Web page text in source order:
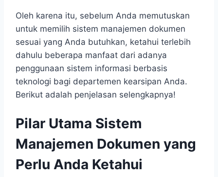
Oleh karena itu, sebelum Anda memutuskan
untuk memilih sistem manajemen dokumen
sesuai yang Anda butuhkan, ketahui terlebih
dahulu beberapa manfaat dari adanya
penggunaan sistem informasi berbasis
teknologi bagi departemen kearsipan Anda.
Berikut adalah penjelasan selengkapnya!
Pilar Utama Sistem
Manajemen Dokumen yang
Perlu Anda Ketahui